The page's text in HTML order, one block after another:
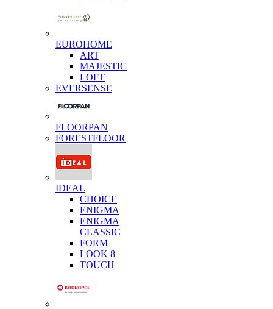
EUROHOME
ART
MAJESTIC
LOFT
EVERSENSE
FLOORPAN
FORESTFLOOR
IDEAL
CHOICE
ENIGMA
ENIGMA
CLASSIC
FORM
LOOK 8
TOUCH